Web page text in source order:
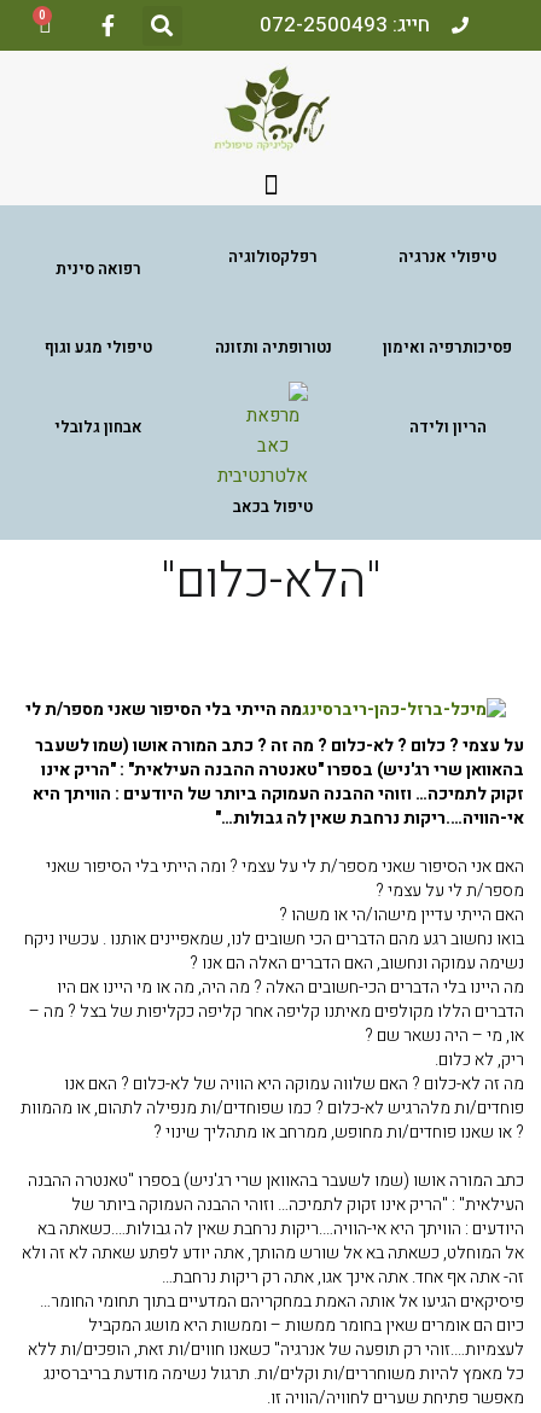
חייג: 072-2500493 0
טיפולי אנרגיה רפלקסולוגיה
רפואה סינית
פסיכותרפיה ואימון נטורופתיה ותזונה טיפולי מגע וגוף
הריון ולידה
טיפול בכאב
אבחון גלובלי
"הלא-כלום"
מה הייתי בלי הסיפור שאני מספר/ת לי
על עצמי ? כלום ? לא-כלום ? מה זה ? כתב המורה אושו (שמו לשעבר
בהאוואן שרי רג'ניש) בספרו "טאנטרה ההבנה העילאית" : "הריק אינו
זקוק לתמיכה… וזוהי ההבנה העמוקה ביותר של היודעים : הוויתך היא
אי-הוויה….ריקות נרחבת שאין לה גבולות…"
האם אני הסיפור שאני מספר/ת לי על עצמי ? ומה הייתי בלי הסיפור שאני
מספר/ת לי על עצמי ?
האם הייתי עדיין מישהו/הי או משהו ?
בואו נחשוב רגע מהם הדברים הכי חשובים לנו, שמאפיינים אותנו . עכשיו ניקח
נשימה עמוקה ונחשוב, האם הדברים האלה הם אנו ?
מה היינו בלי הדברים הכי-חשובים האלה ? מה היה, מה או מי היינו אם היו
הדברים הללו מקולפים מאיתנו קליפה אחר קליפה כקליפותשל בצל ? מה –
או, מי – היה נשאר שם ?
ריק, לא כלום.
מה זה לא-כלום ? האם שלווה עמוקה היא הוויה של לא-כלום ? האם אנו
פוחדים/ות מלהרגיש לא-כלום ? כמו שפוחדים/ות מנפילה לתהום, או מהמוות
? או שאנו פוחדים/ות מחופש, ממרחב או מתהליך שינוי ?
כתב המורה אושו (שמו לשעבר בהאוואן שרי רג'ניש) בספרו "טאנטרה ההבנה
העילאית" : "הריק אינו זקוק לתמיכה… וזוהי ההבנה העמוקה ביותר של
היודעים : הוויתך היא אי-הוויה….ריקות נרחבת שאין לה גבולות….כשאתה בא
אל המוחלט, כשאתה בא אל שורש מהותך, אתה יודע לפתע שאתה לא זה ולא
זה- אתה אף אחד. אתה אינך אגו, אתה רק ריקות נרחבת…
פיסיקאים הגיעו אל אותה האמת במחקריהם המדעיים בתוך תחומי החומר…
כיום הם אומרים שאין בחומר ממשות – וממשות היא מושג המקביל
לעצמיות….זוהי רק תופעה של אנרגיה" כשאנו חווים/ות זאת, הופכים/ות ללא
כל מאמץ להיות משוחררים/ות וקלים/ות. תרגול נשימה מודעת בריברסינג
מאפשר פתיחת שערים לחוויה/הוויה זו.